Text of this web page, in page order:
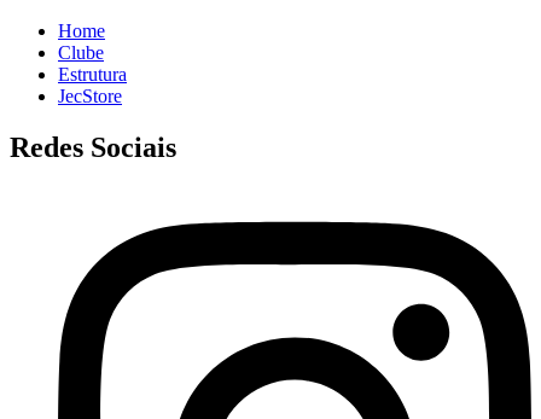
Home
Clube
Estrutura
JecStore
Redes Sociais